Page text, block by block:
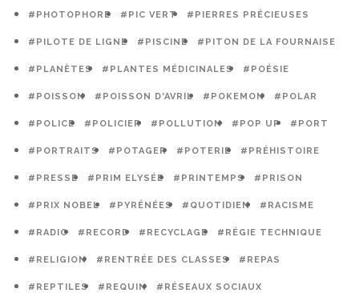
#PHOTOPHORE #PIC VERT #PIERRES PRÉCIEUSES
#PILOTE DE LIGNE #PISCINE #PITON DE LA FOURNAISE
#PLANÈTES #PLANTES MÉDICINALES #POÉSIE
#POISSON #POISSON D'AVRIL #POKEMON #POLAR
#POLICE #POLICIER #POLLUTION #POP UP #PORT
#PORTRAITS #POTAGER #POTERIE #PRÉHISTOIRE
#PRESSE #PRIM ELYSÉE #PRINTEMPS #PRISON
#PRIX NOBEL #PYRÉNÉES #QUOTIDIEN #RACISME
#RADIO #RECORD #RECYCLAGE #RÉGIE TECHNIQUE
#RELIGION #RENTRÉE DES CLASSES #REPAS
#REPTILES #REQUIN #RÉSEAUX SOCIAUX